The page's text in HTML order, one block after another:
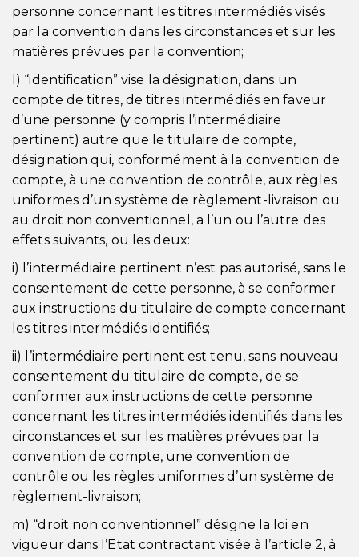
personne concernant les titres intermédiés visés
par la convention dans les circonstances et sur les
matières prévues par la convention;
l) “identification” vise la désignation, dans un
compte de titres, de titres intermédiés en faveur
d’une personne (y compris l’intermédiaire
pertinent) autre que le titulaire de compte,
désignation qui, conformément à la convention de
compte, à une convention de contrôle, aux règles
uniformes d’un système de règlement-livraison ou
au droit non conventionnel, a l’un ou l’autre des
effets suivants, ou les deux:
i) l’intermédiaire pertinent n’est pas autorisé, sans le
consentement de cette personne, à se conformer
aux instructions du titulaire de compte concernant
les titres intermédiés identifiés;
ii) l’intermédiaire pertinent est tenu, sans nouveau
consentement du titulaire de compte, de se
conformer aux instructions de cette personne
concernant les titres intermédiés identifiés dans les
circonstances et sur les matières prévues par la
convention de compte, une convention de
contrôle ou les règles uniformes d’un système de
règlement-livraison;
m) “droit non conventionnel” désigne la loi en
vigueur dans l’Etat contractant visée à l’article 2, à